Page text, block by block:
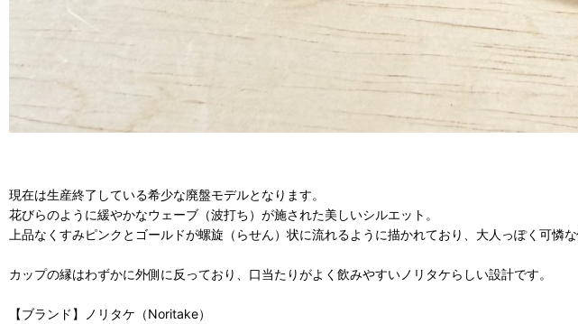
現在は生産終了している希少な廃盤モデルとなります。
花びらのように緩やかなウェーブ（波打ち）が施された美しいシルエット。
上品なくすみピンクとゴールドが螺旋（らせん）状に流れるように描かれており、大人っぽく可憐な
カップの縁はわずかに外側に反っており、口当たりがよく飲みやすいノリタケらしい設計です。
【ブランド】ノリタケ（Noritake）